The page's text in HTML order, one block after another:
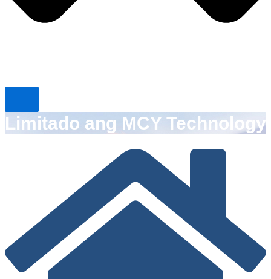
Limitado ang MCY Technology